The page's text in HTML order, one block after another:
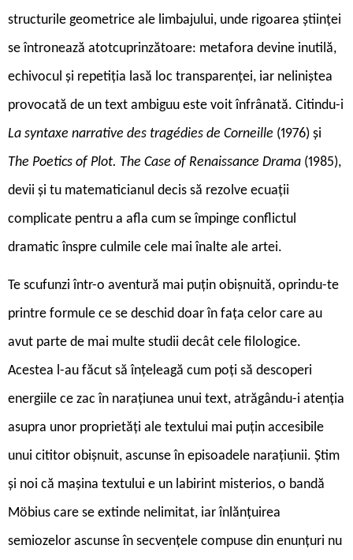
structurile geometrice ale limbajului, unde rigoarea științei
se întronează atotcuprinzătoare: metafora devine inutilă,
echivocul și repetiția lasă loc transparenței, iar neliniștea
provocată de un text ambiguu este voit înfrânată. Citindu-i
La syntaxe narrative des tragédies de Corneille (1976) şi
The Poetics of Plot. The Case of Renaissance Drama (1985),
devii și tu matematicianul decis să rezolve ecuații
complicate pentru a afla cum se împinge conflictul
dramatic înspre culmile cele mai înalte ale artei.
Te scufunzi într-o aventură mai puțin obișnuită, oprindu-te
printre formule ce se deschid doar în fața celor care au
avut parte de mai multe studii decât cele filologice.
Acestea l-au făcut să înțeleagă cum poți să descoperi
energiile ce zac în narațiunea unui text, atrăgându-i atenția
asupra unor proprietăți ale textului mai puțin accesibile
unui cititor obișnuit, ascunse în episoadele narațiunii. Știm
și noi că mașina textului e un labirint misterios, o bandă
Möbius care se extinde nelimitat, iar înlănţuirea
semiozelor ascunse în secvenţele compuse din enunţuri nu